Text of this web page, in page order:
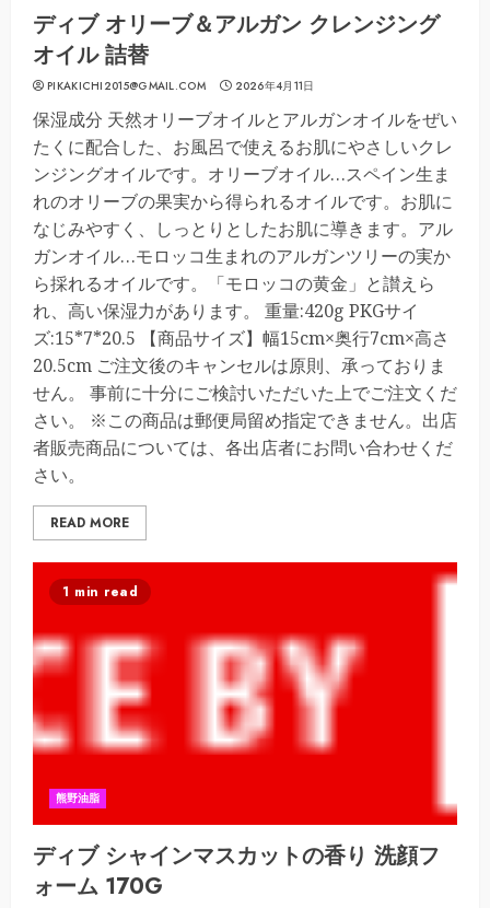
ディブ オリーブ＆アルガン クレンジング
オイル 詰替
PIKAKICHI2015@GMAIL.COM 2026年4月11日
保湿成分 天然オリーブオイルとアルガンオイルをぜい
たくに配合した、お風呂で使えるお肌にやさしいクレ
ンジングオイルです。オリーブオイル…スペイン生ま
れのオリーブの果実から得られるオイルです。お肌に
なじみやすく、しっとりとしたお肌に導きます。アル
ガンオイル…モロッコ生まれのアルガンツリーの実か
ら採れるオイルです。「モロッコの黄金」と讃えら
れ、高い保湿力があります。 重量:420g PKGサイ
ズ:15*7*20.5 【商品サイズ】幅15cm×奥行7cm×高さ
20.5cm ご注文後のキャンセルは原則、承っておりま
せん。 事前に十分にご検討いただいた上でご注文くだ
さい。 ※この商品は郵便局留め指定できません。出店
者販売商品については、各出店者にお問い合わせくだ
さい。
READ MORE
1 min read
熊野油脂
ディブ シャインマスカットの香り 洗顔フ
ォーム 170G